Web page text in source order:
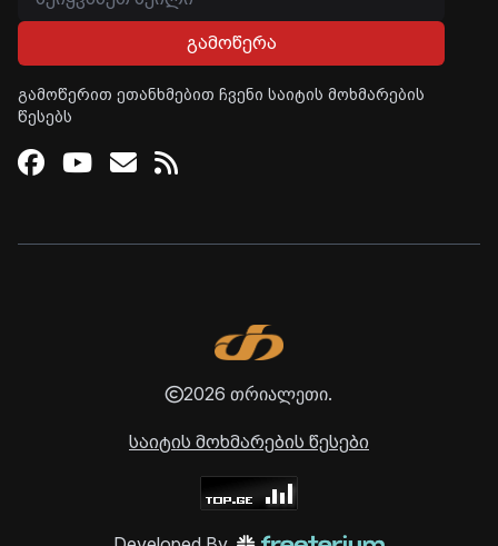
გამოწერა
გამოწერით ეთანხმებით ჩვენი საიტის მოხმარების
წესებს
Facebook
Youtube
Email
RSS
2026 თრიალეთი.
საიტის მოხმარების წესები